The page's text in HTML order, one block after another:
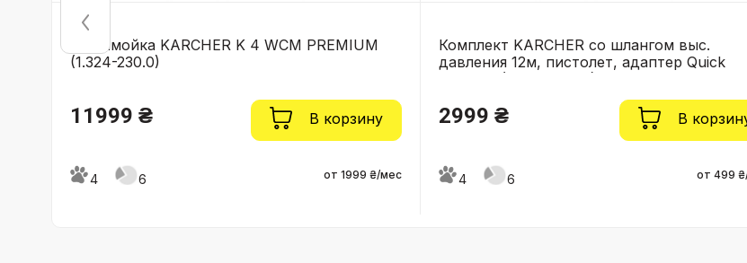
Минимойка KARCHER K 4 WCM PREMIUM
(1.324-230.0)
11999 ₴ В корзину
4 6 от 1999 ₴/мес
Комплект KARCHER со шлангом выс.
давления 12м, пистолет, адаптер Quick
Connect (2.643-909.0)
2999 ₴ В
4 6 от 499